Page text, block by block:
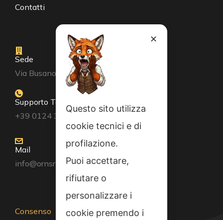
Contatti
Sede
Via Busano, 56, Favria (TO)
Supporto Tecnico
+39 0124 34071
Mail
info@ornsrl.it
Consenso
✕
Questo sito utilizza
cookie tecnici e di
profilazione.
Puoi accettare,
rifiutare o
personalizzare i
cookie premendo i